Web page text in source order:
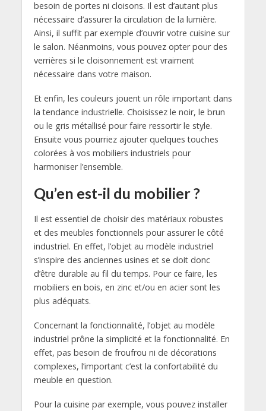
besoin de portes ni cloisons. Il est d’autant plus
nécessaire d’assurer la circulation de la lumière.
Ainsi, il suffit par exemple d’ouvrir votre cuisine sur
le salon. Néanmoins, vous pouvez opter pour des
verrières si le cloisonnement est vraiment
nécessaire dans votre maison.
Et enfin, les couleurs jouent un rôle important dans
la tendance industrielle. Choisissez le noir, le brun
ou le gris métallisé pour faire ressortir le style.
Ensuite vous pourriez ajouter quelques touches
colorées à vos mobiliers industriels pour
harmoniser l’ensemble.
Qu’en est-il du mobilier ?
Il est essentiel de choisir des matériaux robustes
et des meubles fonctionnels pour assurer le côté
industriel. En effet, l’objet au modèle industriel
s’inspire des anciennes usines et se doit donc
d’être durable au fil du temps. Pour ce faire, les
mobiliers en bois, en zinc et/ou en acier sont les
plus adéquats.
Concernant la fonctionnalité, l’objet au modèle
industriel prône la simplicité et la fonctionnalité. En
effet, pas besoin de froufrou ni de décorations
complexes, l’important c’est la confortabilité du
meuble en question.
Pour la cuisine par exemple, vous pouvez installer